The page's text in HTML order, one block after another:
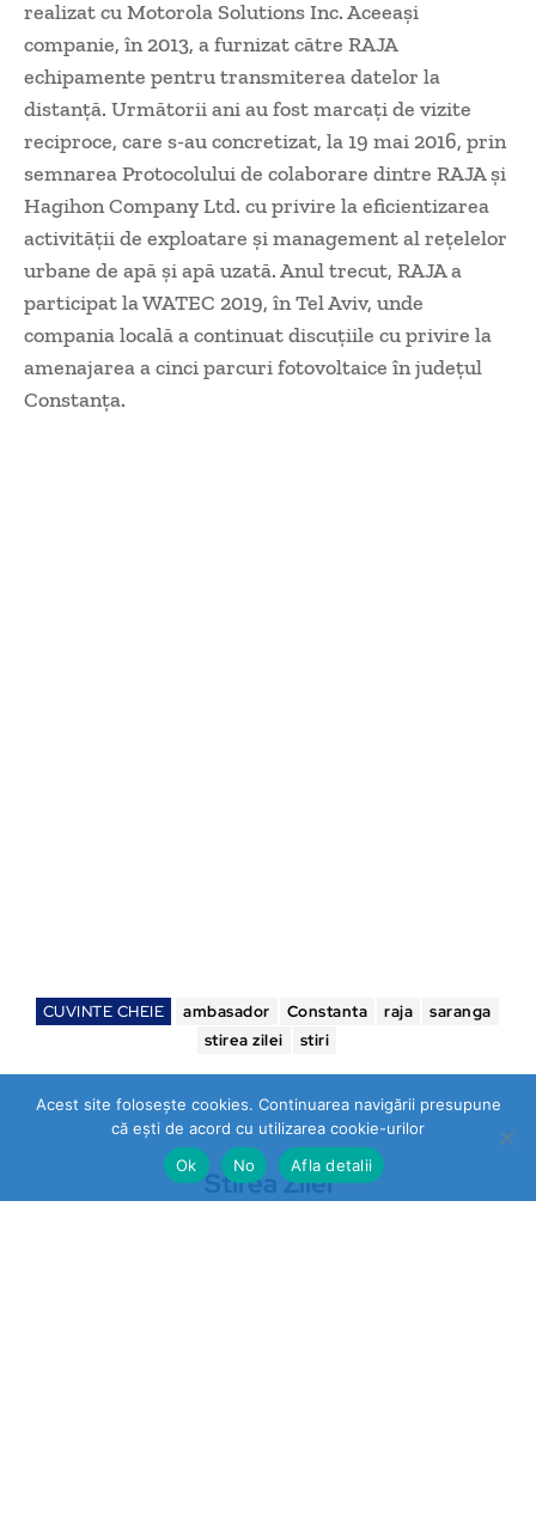
realizat cu Motorola Solutions Inc. Aceeași
companie, în 2013, a furnizat către RAJA
echipamente pentru transmiterea datelor la
distanță. Următorii ani au fost marcați de vizite
reciproce, care s-au concretizat, la 19 mai 2016, prin
semnarea Protocolului de colaborare dintre RAJA și
Hagihon Company Ltd. cu privire la eficientizarea
activității de exploatare și management al rețelelor
urbane de apă și apă uzată. Anul trecut, RAJA a
participat la WATEC 2019, în Tel Aviv, unde
compania locală a continuat discuțiile cu privire la
amenajarea a cinci parcuri fotovoltaice în județul
Constanța.
CUVINTE CHEIE ambasador Constanta raja
saranga
stirea zilei
stiri
Stirea Zilei
Acest site folosește cookies. Continuarea navigării presupune
că ești de acord cu utilizarea cookie-urilor
Ok
No Afla detalii